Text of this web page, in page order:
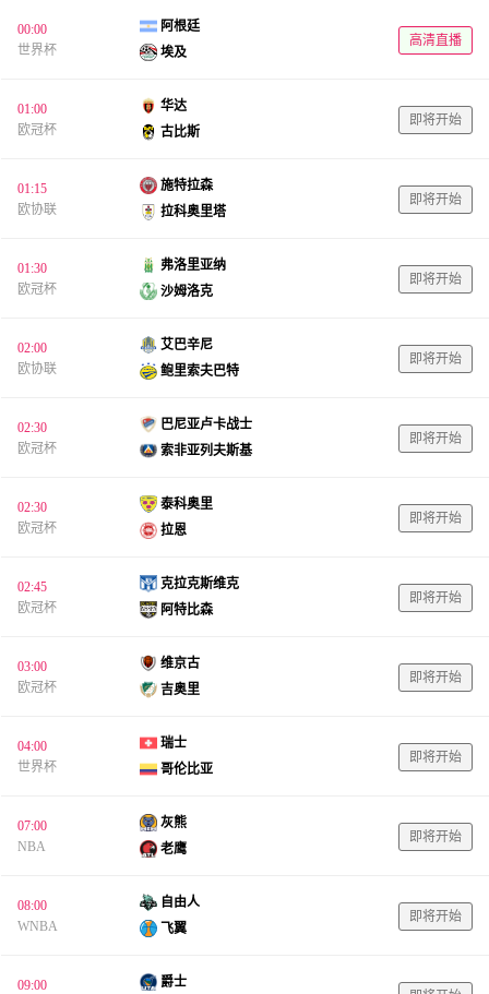
00:00
世界杯
阿根廷
埃及
高清直播
01:00
欧冠杯
华达
古比斯
即将开始
01:15
欧协联
施特拉森
拉科奥里塔
即将开始
01:30
欧冠杯
弗洛里亚纳
沙姆洛克
即将开始
02:00
欧协联
艾巴辛尼
鲍里索夫巴特
即将开始
02:30
欧冠杯
巴尼亚卢卡战士
索非亚列夫斯基
即将开始
02:30
欧冠杯
泰科奥里
拉恩
即将开始
02:45
欧冠杯
克拉克斯维克
阿特比森
即将开始
03:00
欧冠杯
维京古
吉奥里
即将开始
04:00
世界杯
瑞士
哥伦比亚
即将开始
07:00
NBA
灰熊
老鹰
即将开始
08:00
WNBA
自由人
飞翼
即将开始
09:00
爵士